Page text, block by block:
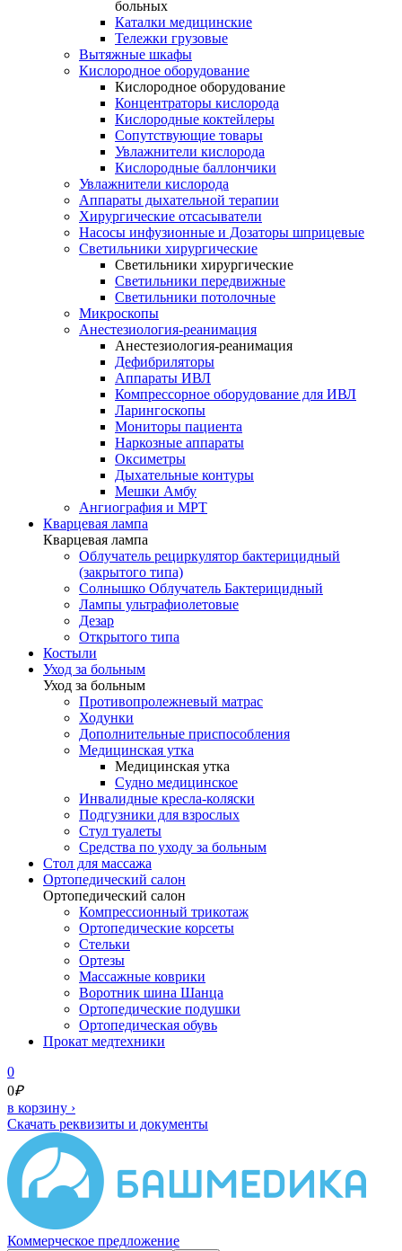
больных
Каталки медицинские
Тележки грузовые
Вытяжные шкафы
Кислородное оборудование
Кислородное оборудование
Концентраторы кислорода
Кислородные коктейлеры
Сопутствующие товары
Увлажнители кислорода
Кислородные баллончики
Увлажнители кислорода
Аппараты дыхательной терапии
Хирургические отсасыватели
Насосы инфузионные и Дозаторы шприцевые
Светильники хирургические
Светильники хирургические
Светильники передвижные
Светильники потолочные
Микроскопы
Анестезиология-реанимация
Анестезиология-реанимация
Дефибриляторы
Аппараты ИВЛ
Компрессорное оборудование для ИВЛ
Ларингоскопы
Мониторы пациента
Наркозные аппараты
Оксиметры
Дыхательные контуры
Мешки Амбу
Ангиография и МРТ
Кварцевая лампа
Кварцевая лампа
Облучатель рециркулятор бактерицидный
(закрытого типа)
Солнышко Облучатель Бактерицидный
Лампы ультрафиолетовые
Дезар
Открытого типа
Костыли
Уход за больным
Уход за больным
Противопролежневый матрас
Ходунки
Дополнительные приспособления
Медицинская утка
Медицинская утка
Судно медицинское
Инвалидные кресла-коляски
Подгузники для взрослых
Стул туалеты
Средства по уходу за больным
Cтол для массажа
Ортопедический салон
Ортопедический салон
Компрессионный трикотаж
Ортопедические корсеты
Стельки
Ортезы
Массажные коврики
Воротник шина Шанца
Ортопедические подушки
Ортопедическая обувь
Прокат медтехники
0
0₽
в корзину ›
Скачать реквизиты и документы
Коммерческое предложение